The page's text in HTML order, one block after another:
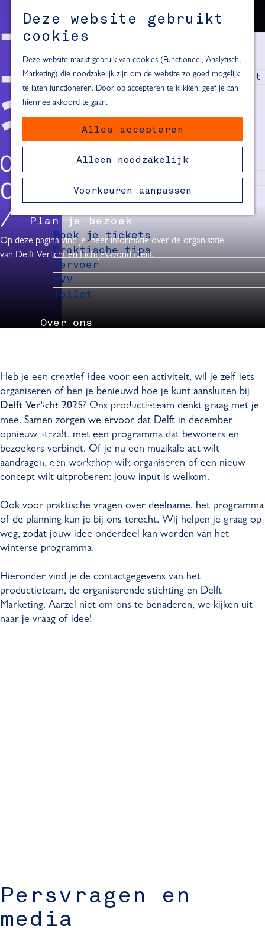
Deze website gebruikt
cookies
Deze website maakt gebruik van cookies (Functioneel, Analytisch,
Marketing) die noodzakelijk zijn om de website zo goed mogelijk
te laten functioneren. Door op accepteren te klikken, geef je aan
hiermee akkoord te gaan.
Alles accepteren
Alleen noodzakelijk
Voorkeuren aanpassen
M
e
n
u
Inspiratie voor een dagje Delft
Dagje naar het strand
Fietsen in de omgeving van Delft
Must-see attracties in de buurt
van Delft
Blijven slapen
24 uur in Delft
48 uur in Delft
72 uur in Delft
Overnachtingslocaties in Delft
Plan je bezoek
Boek je tickets
Praktische tips
Vervoer
VVV
Toilet
Over ons
Partners
Evenement aanmelden
Pers
Delft Convention Bureau
ORGANISATIE &
CONTACT
Op deze pagina vind je meer informatie over de organisatie
van Delft Verlicht en Lichtjesavond Delft.
Heb je een creatief idee voor een activiteit, wil je zelf iets
organiseren of ben je benieuwd hoe je kunt aansluiten bij
Delft Verlicht 2025? Ons productieteam denkt graag met je
mee. Samen zorgen we ervoor dat Delft in december
opnieuw straalt, met een programma dat bewoners en
bezoekers verbindt. Of je nu een muzikale act wilt
aandragen, een workshop wilt organiseren of een nieuw
concept wilt uitproberen: jouw input is welkom.
Ook voor praktische vragen over deelname, het programma
of de planning kun je bij ons terecht. Wij helpen je graag op
weg, zodat jouw idee onderdeel kan worden van het
winterse programma.
Hieronder vind je de contactgegevens van het
productieteam, de organiserende stichting en Delft
Marketing. Aarzel niet om ons te benaderen, we kijken uit
naar je vraag of idee!
Persvragen en
media